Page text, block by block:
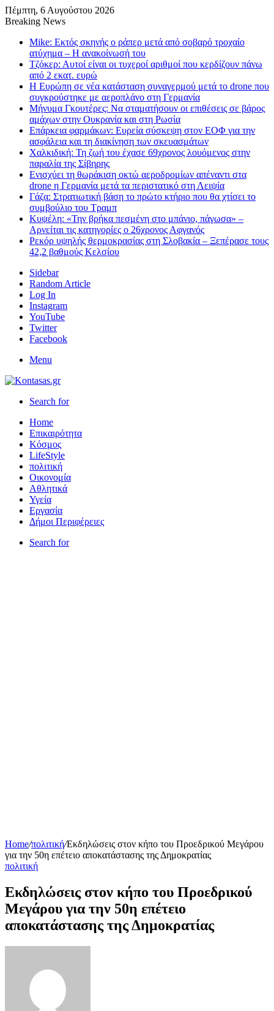
Πέμπτη, 6 Αυγούστου 2026
Breaking News
Mike: Εκτός σκηνής ο ράπερ μετά από σοβαρό τροχαίο
ατύχημα – Η ανακοίνωσή του
Τζόκερ: Αυτοί είναι οι τυχεροί αριθμοί που κερδίζουν πάνω
από 2 εκατ. ευρώ
Η Ευρώπη σε νέα κατάσταση συναγερμού μετά το drone που
συγκρούστηκε με αεροπλάνο στη Γερμανία
Μήνυμα Γκουτέρες: Να σταματήσουν οι επιθέσεις σε βάρος
αμάχων στην Ουκρανία και στη Ρωσία
Επάρκεια φαρμάκων: Ευρεία σύσκεψη στον ΕΟΦ για την
ασφάλεια και τη διακίνηση των σκευασμάτων
Χαλκιδική: Τη ζωή του έχασε 69χρονος λουόμενος στην
παραλία της Σίβηρης
Ενισχύει τη θωράκιση οκτώ αεροδρομίων απέναντι στα
drone η Γερμανία μετά τα περιστατικό στη Λειψία
Γάζα: Στρατιωτική βάση το πρώτο κτήριο που θα χτίσει το
συμβούλιο του Τραμπ
Κυψέλη: «Την βρήκα πεσμένη στο μπάνιο, πάγωσα» –
Αρνείται τις κατηγορίες ο 26χρονος Αφγανός
Ρεκόρ υψηλής θερμοκρασίας στη Σλοβακία – Ξεπέρασε τους
42,2 βαθμούς Κελσίου
Sidebar
Random Article
Log In
Instagram
YouTube
Twitter
Facebook
Menu
Search for
Home
Επικαιρότητα
Κόσμος
LifeStyle
πολιτική
Οικονομία
Αθλητικά
Υγεία
Εργασία
Δήμοι Περιφέρειες
Search for
Home/πολιτική/Εκδηλώσεις στον κήπο του Προεδρικού Μεγάρου
για την 50η επέτειο αποκατάστασης της Δημοκρατίας
πολιτική
Εκδηλώσεις στον κήπο του Προεδρικού
Μεγάρου για την 50η επέτειο
αποκατάστασης της Δημοκρατίας